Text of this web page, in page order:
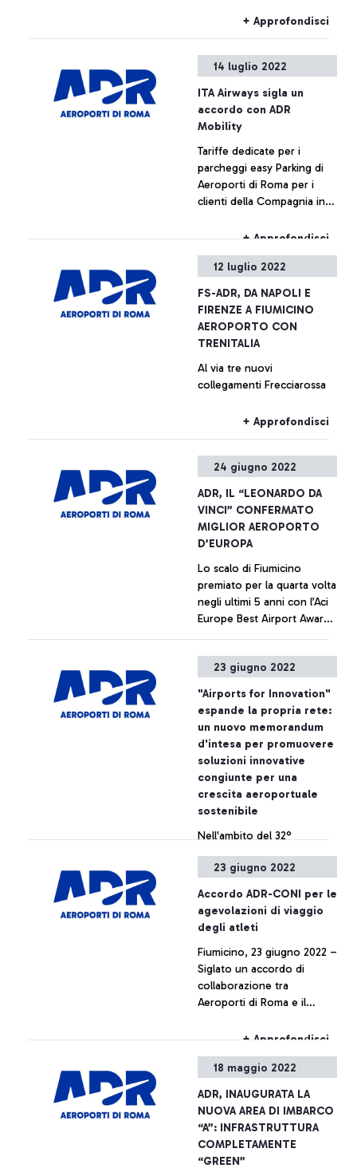
smart hub energetici, grazie
alle esperienze proposte da
Terna e all’ottimizzazione
dei processi aeroportuali
messa in atto di ADR.
22301 per la gestione della
significativo ai propri
standard di funzionamento
e resilienza.
+ Approfondisci
14 luglio 2022
ITA Airways sigla un
accordo con ADR
Mobility
Tariffe dedicate per i
parcheggi easy Parking di
Aeroporti di Roma per i
clienti della Compagnia in
Leonardo da Vinci di Roma
+ Approfondisci
12 luglio 2022
FS-ADR, DA NAPOLI E
FIRENZE A FIUMICINO
AEROPORTO CON
TRENITALIA
Al via tre nuovi
collegamenti Frecciarossa
+ Approfondisci
24 giugno 2022
ADR, IL “LEONARDO DA
VINCI” CONFERMATO
MIGLIOR AEROPORTO
D’EUROPA
Lo scalo di Fiumicino
premiato per la quarta volta
negli ultimi 5 anni con l’Aci
Europe Best Airport Awards
+ Approfondisci
23 giugno 2022
"Airports for Innovation"
espande la propria rete:
un nuovo memorandum
d'intesa per promuovere
soluzioni innovative
congiunte per una
crescita aeroportuale
sostenibile
Nell'ambito del 32°
Assemblea Generale di ACI
svolgimento presso
l'aeroporto di Fiumicino a
Roma, Aéroports de la
Côte d'Azur (ACA) e
Athens International Airport
(AIA) sono appena entrati a
far parte del network
Innovation", fondato da
Aeroporti di Roma e Aena
nel 2021 con l'obiettivo di
esplorare soluzioni
innovative e sostenibili che
coprano l'intera esperienza
del passeggero nel
contesto post-pandemico,
+ Approfondisci
23 giugno 2022
Accordo ADR-CONI per le
agevolazioni di viaggio
degli atleti
Fiumicino, 23 giugno 2022 –
Siglato un accordo di
collaborazione tra
Aeroporti di Roma e il
Nazionale Italiano sulle
di viaggio in aeroporto per
e gare.
+ Approfondisci
18 maggio 2022
ADR, INAUGURATA LA
NUOVA AREA DI IMBARCO
“A”: INFRASTRUTTURA
COMPLETAMENTE
“GREEN”